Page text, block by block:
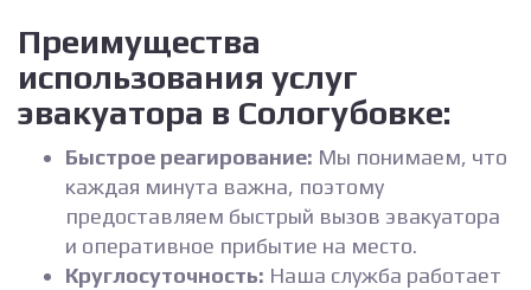
Преимущества
использования услуг
эвакуатора в Сологубовке:
Быстрое реагирование: Мы понимаем, что
каждая минута важна, поэтому
предоставляем быстрый вызов эвакуатора
и оперативное прибытие на место.
Круглосуточность: Наша служба работает